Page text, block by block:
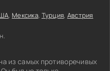
, Мексика, Турция, Австрия
из самых противоречивых